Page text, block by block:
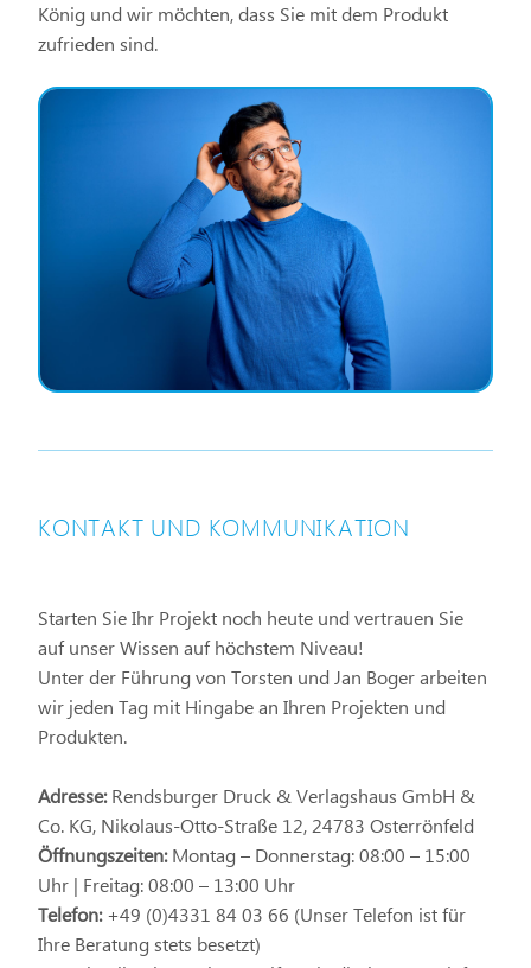
König und wir möchten, dass Sie mit dem Produkt
zufrieden sind.
KONTAKT UND KOMMUNIKATION
Starten Sie Ihr Projekt noch heute und vertrauen Sie
auf unser Wissen auf höchstem Niveau!
Unter der Führung von Torsten und Jan Boger arbeiten
wir jeden Tag mit Hingabe an Ihren Projekten und
Produkten.
Adresse:Rendsburger Druck & Verlagshaus GmbH &
Co. KG, Nikolaus-Otto-Straße 12, 24783 Osterrönfeld
Öffnungszeiten:Montag – Donnerstag: 08:00 – 15:00
Uhr | Freitag: 08:00 – 13:00 Uhr
Telefon:+49 (0)4331 84 03 66 (Unser Telefon ist für
Ihre Beratung stets besetzt)